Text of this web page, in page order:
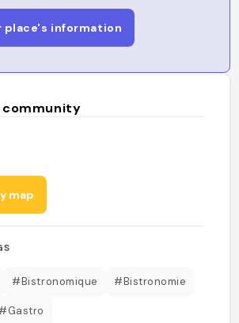
place's information
map
#Bistronomique #Bistronomie
#Gastro